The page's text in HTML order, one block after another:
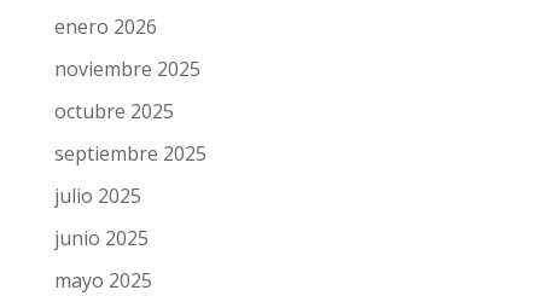
enero 2026
noviembre 2025
octubre 2025
septiembre 2025
julio 2025
junio 2025
mayo 2025